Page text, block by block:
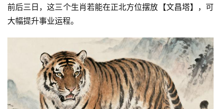
前后三日，这三个生肖若能在正北方位摆放【文昌塔】，可
大幅提升事业运程。